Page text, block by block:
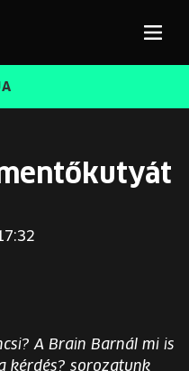
A Brain Barnál mi is
kérdés? sorozatunk